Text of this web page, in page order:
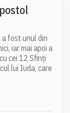
fost unul din
iar mai apoi a
cei 12 Sfinți
lui Iuda, care